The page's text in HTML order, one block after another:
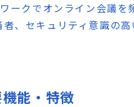
ークでオンライン会議を
、セキュリティ意識の高
能・特徴